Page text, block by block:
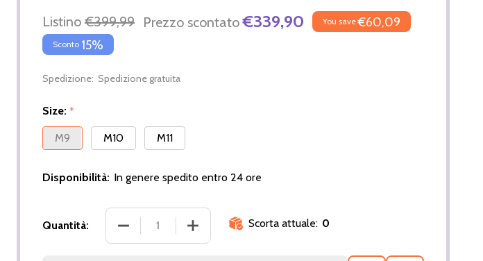
Listino €399,99 Prezzo scontato €339,90 You save €60,09
Sconto 15%
Spedizione: Spedizione gratuita
Size: *
M9
M10 M11
Disponibilità: In genere spedito entro 24 ore
Quantità: DIMINUIRE LA QUANTITÀ DI FOX STIVALE MOTION BLACK
AUMENTA LA QUANTITÀ DI FOX STIVALE MOTION BLACK
Scorta attuale: 0